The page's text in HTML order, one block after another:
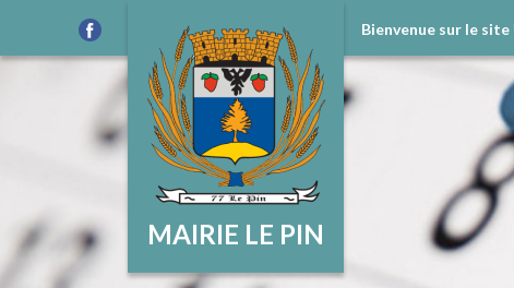
MAIRIE LE PIN
Bienvenue sur le